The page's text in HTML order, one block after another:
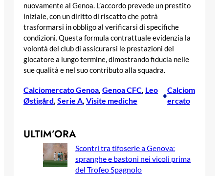
nuovamente al Genoa. L’accordo prevede un prestito
iniziale, con un diritto di riscatto che potrà
trasformarsi in obbligo al verificarsi di specifiche
condizioni. Questa formula contrattuale evidenzia la
volontà del club di assicurarsi le prestazioni del
giocatore a lungo termine, dimostrando fiducia nelle
sue qualità e nel suo contributo alla squadra.
Calciomercato Genoa, Genoa CFC, Leo
Østigård, Serie A, Visite mediche
•
Calciom
ercato
ULTIM’ORA
Scontri tra tifoserie a Genova:
spranghe e bastoni nei vicoli prima
del Trofeo Spagnolo